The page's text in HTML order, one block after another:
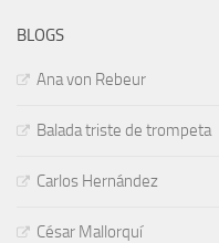
BLOGS
Ana von Rebeur
Balada triste de trompeta
Carlos Hernández
César Mallorquí